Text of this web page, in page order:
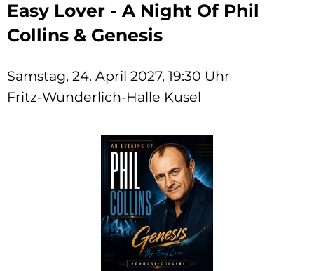
Easy Lover - A Night Of Phil
Collins & Genesis
Samstag, 24. April 2027, 19:30 Uhr
Fritz-Wunderlich-Halle Kusel